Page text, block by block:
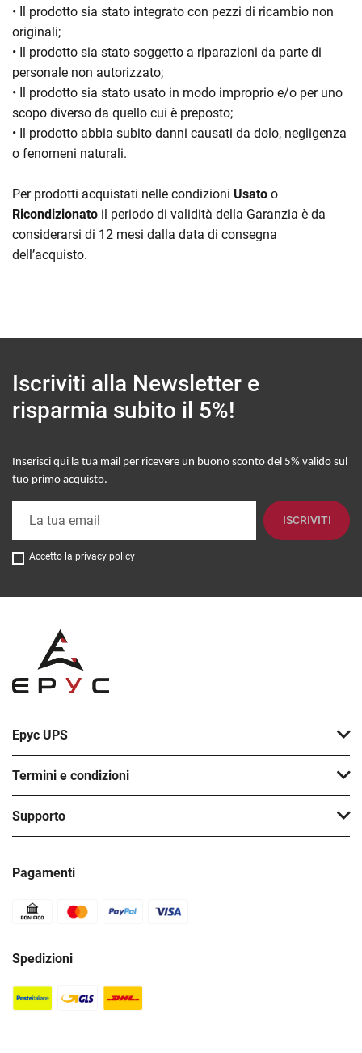
• Il prodotto sia stato integrato con pezzi di ricambio non
originali;
• Il prodotto sia stato soggetto a riparazioni da parte di
personale non autorizzato;
• Il prodotto sia stato usato in modo improprio e/o per uno
scopo diverso da quello cui è preposto;
• Il prodotto abbia subito danni causati da dolo, negligenza
o fenomeni naturali.
Per prodotti acquistati nelle condizioni Usato o
Ricondizionato il periodo di validità della Garanzia è da
considerarsi di 12 mesi dalla data di consegna
dell’acquisto.
Iscriviti alla Newsletter e
risparmia subito il 5%!
Inserisci qui la tua mail per ricevere un buono sconto del 5% valido sul
tuo primo acquisto.
ISCRIVITI
Accetto la privacy policy
Epyc UPS
Termini e condizioni
Supporto
Pagamenti
Spedizioni